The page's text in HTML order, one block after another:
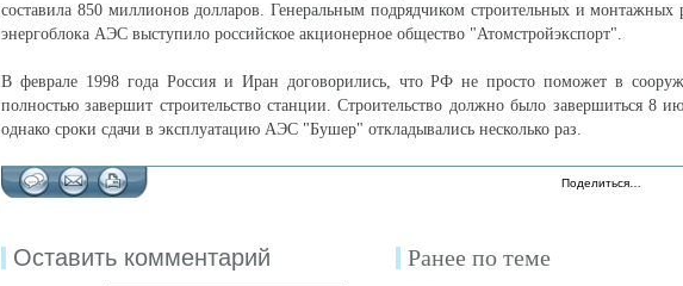
составила 850 миллионов долларов. Генеральным подрядчиком строительных и монтажных
энергоблока АЭС выступило российское акционерное общество "Атомстройэкспорт".
В феврале 1998 года Россия и Иран договорились, что РФ не просто поможет в
полностью завершит строительство станции. Строительство должно было завершиться 8
однако сроки сдачи в эксплуатацию АЭС "Бушер" откладывались несколько раз.
Поделиться…
Оставить комментарий Ранее по теме